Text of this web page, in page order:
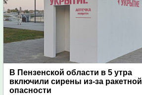
В Пензенской области в 5 утра
включили сирены из-за ракетной
опасности